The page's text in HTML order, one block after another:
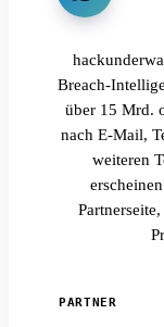
Breach-
über 15 Mrd.
nach E-Mail,
weiteren
PARTNER